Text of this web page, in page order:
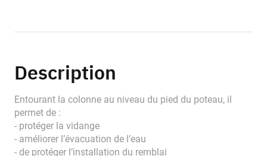
Description
Entourant la colonne au niveau du pied du poteau, il
permet de :
- protéger la vidange
- améliorer l’évacuation de l’eau
- de protéger l’installation du remblai